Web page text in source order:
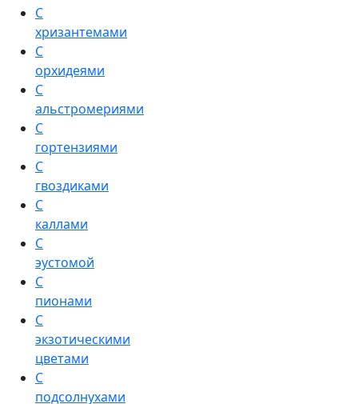
С
хризантемами
С
орхидеями
С
альстромериями
С
гортензиями
С
гвоздиками
С
каллами
С
эустомой
С
пионами
С
экзотическими
цветами
С
подсолнухами